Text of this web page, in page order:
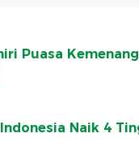
Puasa
Indonesia Naik 4